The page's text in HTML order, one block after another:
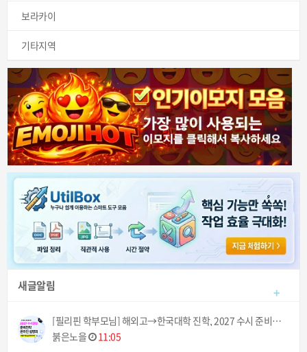
보라카이
기타지역
+
새글알림
[필리핀 학부모님] 해외고→한국대학 진학, 2027 수시 준비전략 온라인 설명회｜8/14 오후 6시
붉은노을
11:05